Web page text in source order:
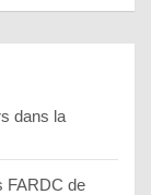
dans la
FARDC de